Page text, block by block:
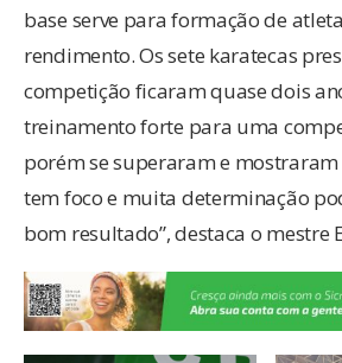
base serve para formação de
rendimento. Os sete karatecas
competição ficaram quase dois
treinamento forte para uma
porém se superaram e
tem foco e muita determinação
bom resultado”, destaca o mestre